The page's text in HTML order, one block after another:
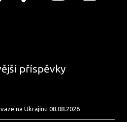
příspěvky
na Ukrajinu 08.08.2026